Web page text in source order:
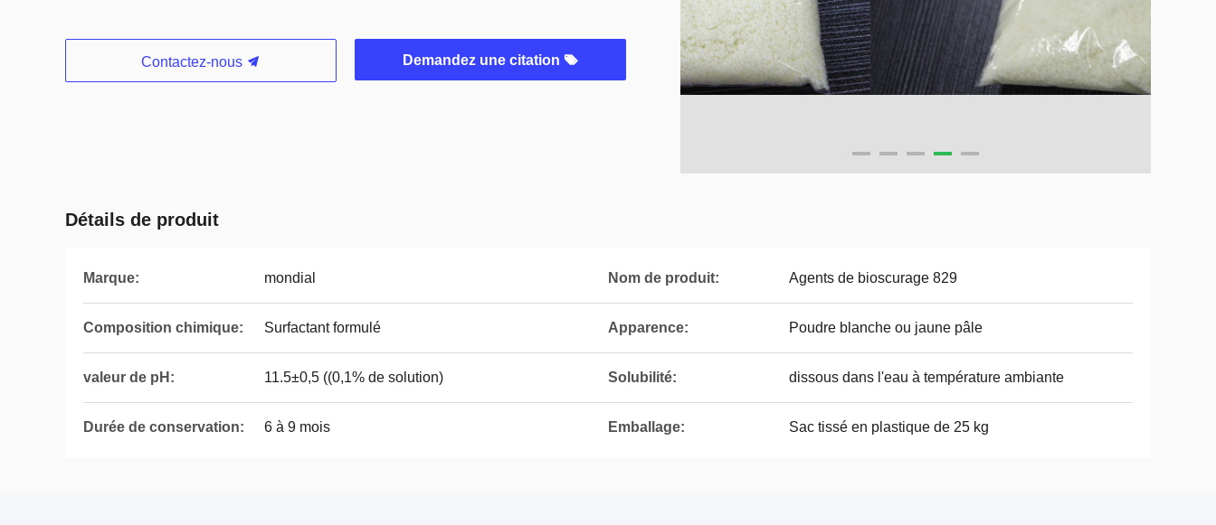
Contactez-nous Demandez une citation
Détails de produit
Marque: mondial Nom de produit: Agents de bioscurage 829
Composition chimique: Surfactant formulé Apparence: Poudre blanche ou jaune pâle
valeur de pH: 11.5±0,5 ((0,1% de solution) Solubilité: dissous dans l'eau à température ambiante
Durée de conservation: 6 à 9 mois Emballage: Sac tissé en plastique de 25 kg